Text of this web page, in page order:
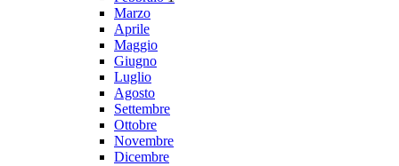
Marzo
Aprile
Maggio
Giugno
Luglio
Agosto
Settembre
Ottobre
Novembre
Dicembre